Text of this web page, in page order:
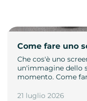
Come fare uno
Che cos'è uno
un'immagine dello
momento. Come
21 luglio 2026